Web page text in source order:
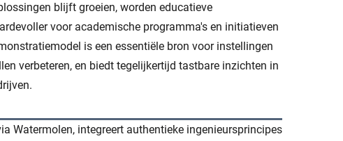
blijft groeien, worden educatieve
voor academische programma's en initiatieven
is een essentiële bron voor instellingen
verbeteren, en biedt tegelijkertijd tastbare inzichten in
Watermolen, integreert authentieke ingenieursprincipes